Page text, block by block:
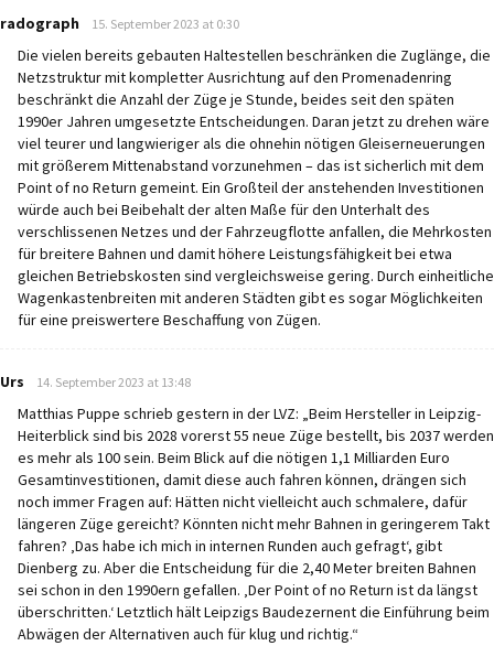
radograph says:
15. September 2023 at 0:30
Die vielen bereits gebauten Haltestellen beschränken die Zuglänge, die
Netzstruktur mit kompletter Ausrichtung auf den Promenadenring
beschränkt die Anzahl der Züge je Stunde, beides seit den späten
1990er Jahren umgesetzte Entscheidungen. Daran jetzt zu drehen wäre
viel teurer und langwieriger als die ohnehin nötigen Gleiserneuerungen
mit größerem Mittenabstand vorzunehmen – das ist sicherlich mit dem
Point of no Return gemeint. Ein Großteil der anstehenden Investitionen
würde auch bei Beibehalt der alten Maße für den Unterhalt des
verschlissenen Netzes und der Fahrzeugflotte anfallen, die Mehrkosten
für breitere Bahnen und damit höhere Leistungsfähigkeit bei etwa
gleichen Betriebskosten sind vergleichsweise gering. Durch einheitliche
Wagenkastenbreiten mit anderen Städten gibt es sogar Möglichkeiten
für eine preiswertere Beschaffung von Zügen.
Urs says:
14. September 2023 at 13:48
Matthias Puppe schrieb gestern in der LVZ: „Beim Hersteller in Leipzig-
Heiterblick sind bis 2028 vorerst 55 neue Züge bestellt, bis 2037 werden
es mehr als 100 sein. Beim Blick auf die nötigen 1,1 Milliarden Euro
Gesamtinvestitionen, damit diese auch fahren können, drängen sich
noch immer Fragen auf: Hätten nicht vielleicht auch schmalere, dafür
längeren Züge gereicht? Könnten nicht mehr Bahnen in geringerem Takt
fahren? ‚Das habe ich mich in internen Runden auch gefragt‘, gibt
Dienberg zu. Aber die Entscheidung für die 2,40 Meter breiten Bahnen
sei schon in den 1990ern gefallen. ‚Der Point of no Return ist da längst
überschritten.‘ Letztlich hält Leipzigs Baudezernent die Einführung beim
Abwägen der Alternativen auch für klug und richtig.“